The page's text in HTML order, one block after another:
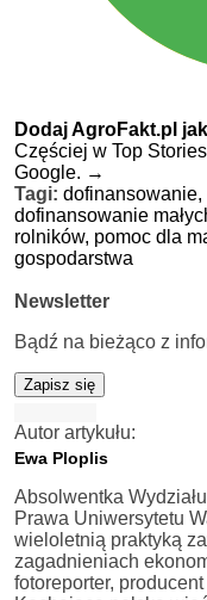
Dodaj AgroFakt.pl
Częściej w Top
Google. →
Tagi: dofinansowanie,
dofinansowanie
rolników, pomoc dla
gospodarstwa
Newsletter
Bądź na bieżąco z
Zapisz się
Autor artykułu:
Ewa Ploplis
Absolwentka
Prawa Uniwersytetu
wieloletnią praktyką
zagadnieniach
fotoreporter,